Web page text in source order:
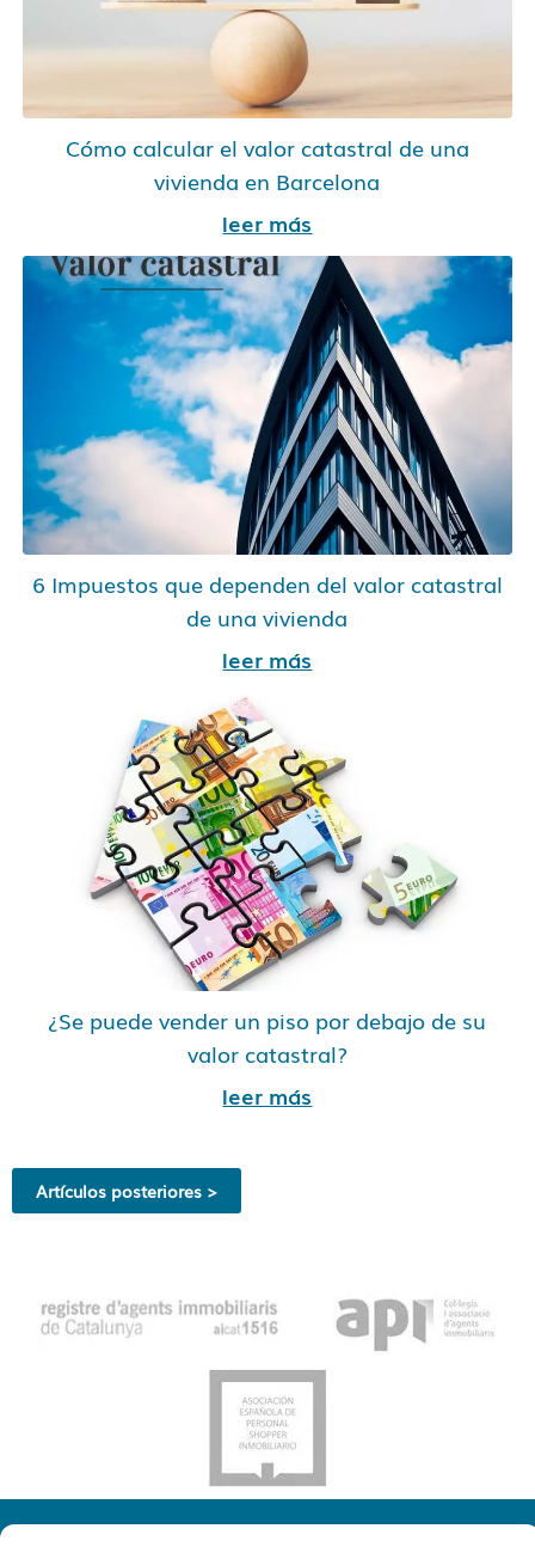
Cómo calcular el valor catastral de una
vivienda en Barcelona
leer más
6 Impuestos que dependen del valor catastral
de una vivienda
leer más
¿Se puede vender un piso por debajo de su
valor catastral?
leer más
Artículos posteriores >